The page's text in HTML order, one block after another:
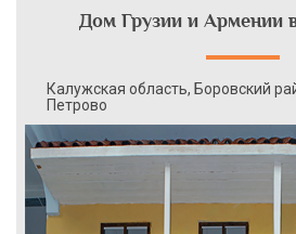
Дом Грузии и
Калужская область, Боровский
Петрово